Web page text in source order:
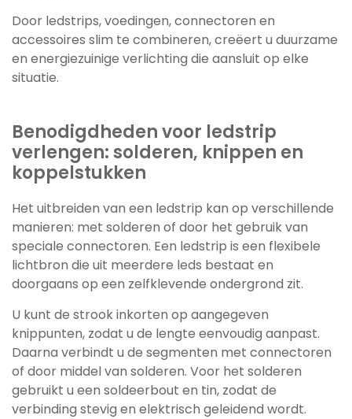
Door ledstrips, voedingen, connectoren en
accessoires slim te combineren, creëert u duurzame
en energiezuinige verlichting die aansluit op elke
situatie.
Benodigdheden voor ledstrip
verlengen: solderen, knippen en
koppelstukken
Het uitbreiden van een ledstrip kan op verschillende
manieren: met solderen of door het gebruik van
speciale connectoren. Een ledstrip is een flexibele
lichtbron die uit meerdere leds bestaat en
doorgaans op een zelfklevende ondergrond zit.
U kunt de strook inkorten op aangegeven
knippunten, zodat u de lengte eenvoudig aanpast.
Daarna verbindt u de segmenten met connectoren
of door middel van solderen. Voor het solderen
gebruikt u een soldeerbout en tin, zodat de
verbinding stevig en elektrisch geleidend wordt.